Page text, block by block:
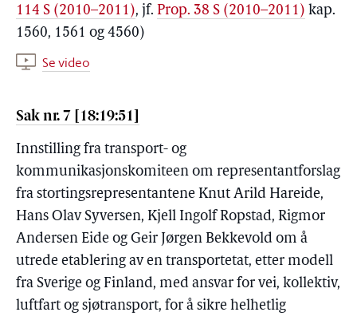
114 S (2010–2011), jf. Prop. 38 S (2010–2011) kap.
1560, 1561 og 4560)
Se video
Sak nr. 7 [18:19:51]
Innstilling fra transport- og
kommunikasjonskomiteen om representantforslag
fra stortingsrepresentantene Knut Arild Hareide,
Hans Olav Syversen, Kjell Ingolf Ropstad, Rigmor
Andersen Eide og Geir Jørgen Bekkevold om å
utrede etablering av en transportetat, etter modell
fra Sverige og Finland, med ansvar for vei, kollektiv,
luftfart og sjøtransport, for å sikre helhetlig